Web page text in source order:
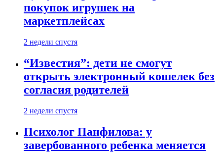
покупок игрушек на
маркетплейсах
2 недели спустя
“Известия”: дети не смогут
открыть электронный кошелек без
согласия родителей
2 недели спустя
Психолог Панфилова: у
завербованного ребенка меняется